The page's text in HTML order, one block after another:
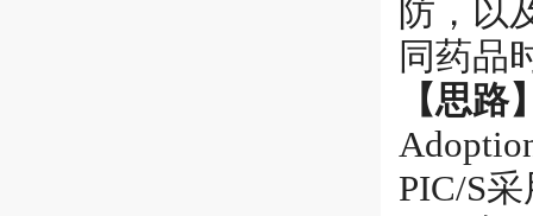
防，以
同药品
【思路
PIC/S